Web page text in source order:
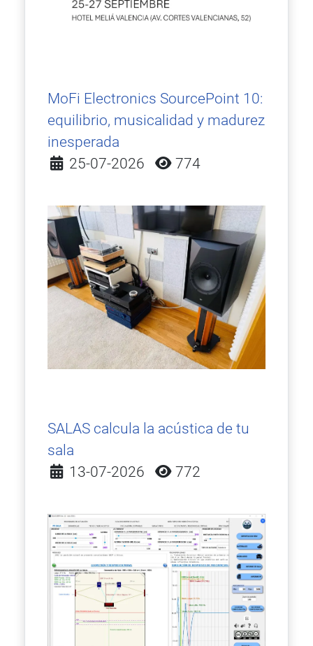
MoFi Electronics SourcePoint 10:
equilibrio, musicalidad y madurez
inesperada
Detalles
25-07-2026 774
SALAS calcula la acústica de tu
sala
Detalles
13-07-2026 772